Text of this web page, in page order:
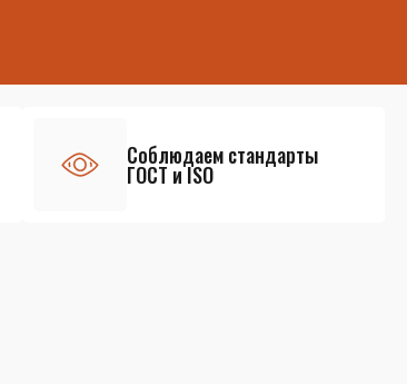
Соблюдаем стандарты
ГОСТ и ISO